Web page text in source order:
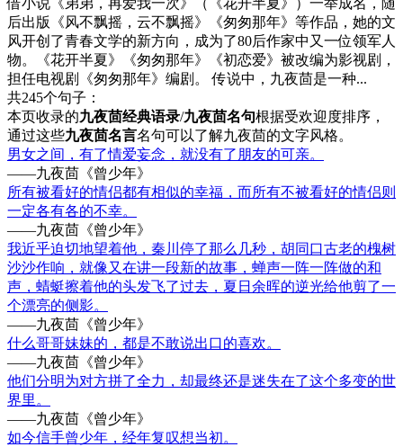
后出版《风不飘摇，云不飘摇》《匆匆那年》等作品，她的文
风开创了青春文学的新方向，成为了80后作家中又一位领军人
物。《花开半夏》《匆匆那年》《初恋爱》被改编为影视剧，
担任电视剧《匆匆那年》编剧。 传说中，九夜茴是一种...
共245个句子：
本页收录的九夜茴经典语录/九夜茴名句根据受欢迎度排序，
通过这些九夜茴名言名句可以了解九夜茴的文字风格。
男女之间，有了情爱妄念，就没有了朋友的可亲。
——九夜茴《曾少年》
所有被看好的情侣都有相似的幸福，而所有不被看好的情侣则
一定各有各的不幸。
——九夜茴《曾少年》
我近乎迫切地望着他，秦川停了那么几秒，胡同口古老的槐树
沙沙作响，就像又在讲一段新的故事，蝉声一阵一阵做的和
声，蜻蜓擦着他的头发飞了过去，夏日余晖的逆光给他剪了一
个漂亮的侧影。
——九夜茴《曾少年》
什么哥哥妹妹的，都是不敢说出口的喜欢。
——九夜茴《曾少年》
他们分明为对方拼了全力，却最终还是迷失在了这个多变的世
界里。
——九夜茴《曾少年》
如今信手曾少年，经年复叹想当初。